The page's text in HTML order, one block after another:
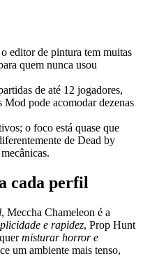
editor de pintura tem muitas
quem nunca usou
de até 12 jogadores,
pode acomodar dezenas
o foco está quase que
de Dead by
cada perfil
, Meccha Chameleon é a
e rapidez, Prop Hunt
misturar horror e
um ambiente mais tenso,